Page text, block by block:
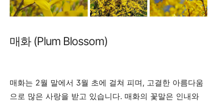
매화 (Plum Blossom)
매화는 2월 말에서 3월 초에 걸쳐 피며, 고결한 아름다움
으로 많은 사랑을 받고 있습니다. 매화의 꽃말은 인내와